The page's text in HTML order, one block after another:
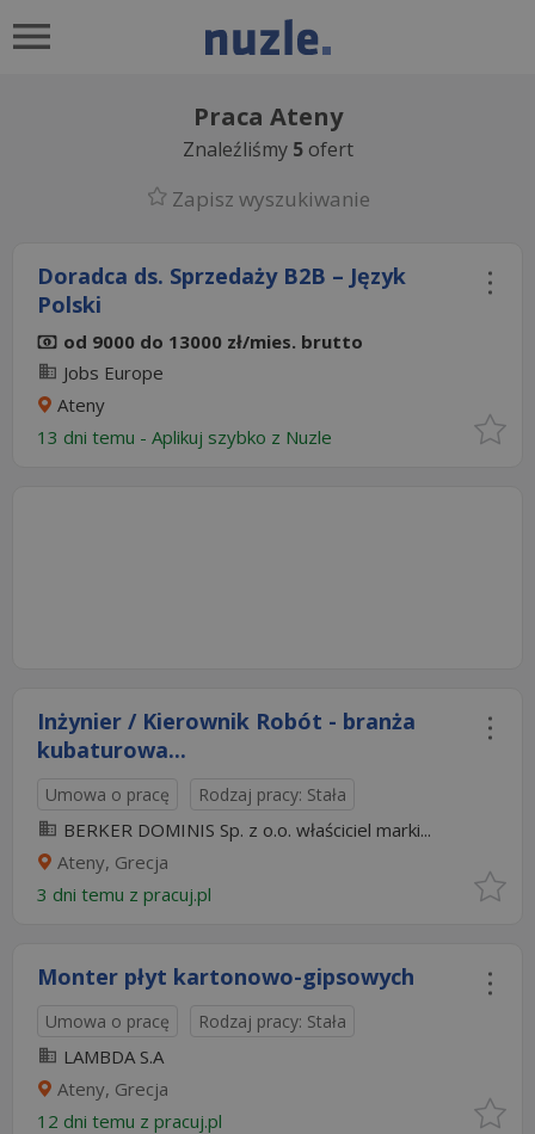
Praca Ateny
Znaleźliśmy 5ofert
Zapisz wyszukiwanie
Doradca ds. Sprzedaży B2B – Język
Polski
od 9000 do 13000 zł/mies. brutto
Jobs Europe
Ateny
13 dni temu - Aplikuj szybko z Nuzle
Inżynier / Kierownik Robót - branża
kubaturowa...
Umowa o pracę Rodzaj pracy: Stała
BERKER DOMINIS Sp. z o.o. właściciel marki...
Ateny, Grecja
3 dni temu z pracuj.pl
Monter płyt kartonowo-gipsowych
Umowa o pracę Rodzaj pracy: Stała
LAMBDA S.A
Ateny, Grecja
12 dni temu z pracuj.pl